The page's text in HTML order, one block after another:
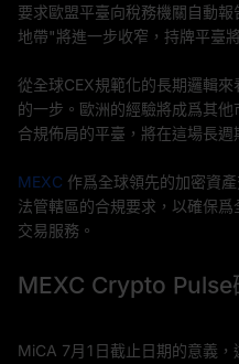
要求歐盟平臺向稅務機關自動
地帶"將進一步收窄，持牌平臺
從全球CEX規範化的長期邏輯
的一步。歐洲的經驗將成爲其
合規佈局的平臺，將在這場長週
MEXC 作爲全球領先的加密資
法管轄區的合規要求，以確保
交易服務。
MEXC Crypto Pulse
MiCA 7月1日截止日期的意義